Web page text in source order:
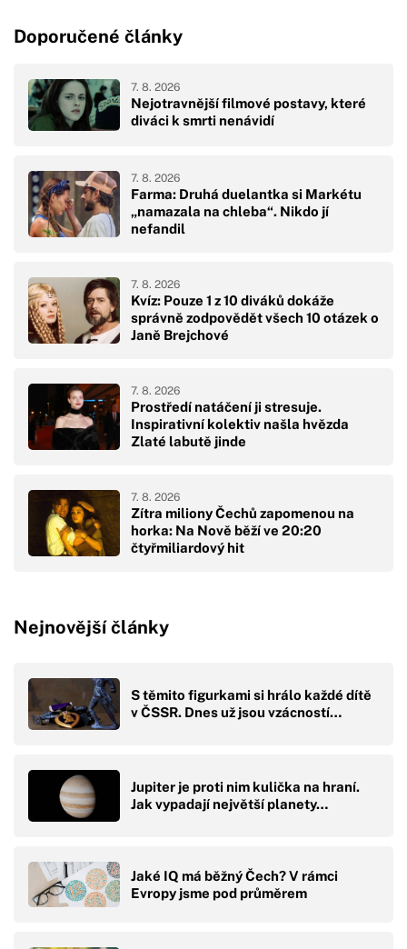
Doporučené články
Nejotravnější filmové postavy, které
diváci k smrti nenávidí
7. 8. 2026
Farma: Druhá duelantka si Markétu
„namazala na chleba“. Nikdo jí
nefandil
7. 8. 2026
Kvíz: Pouze 1 z 10 diváků dokáže
správně zodpovědět všech 10 otázek o
Janě Brejchové
7. 8. 2026
Prostředí natáčení ji stresuje.
Inspirativní kolektiv našla hvězda
Zlaté labutě jinde
7. 8. 2026
Zítra miliony Čechů zapomenou na
horka: Na Nově běží ve 20:20
čtyřmiliardový hit
7. 8. 2026
Nejnovější články
S těmito figurkami si hrálo každé dítě
v ČSSR. Dnes už jsou vzácností…
Jupiter je proti nim kulička na hraní.
Jak vypadají největší planety…
Jaké IQ má běžný Čech? V rámci
Evropy jsme pod průměrem